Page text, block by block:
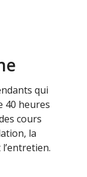
qui
40 heures
cours
la